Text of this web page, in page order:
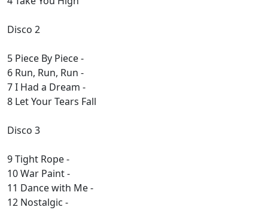
Disco 2
5 Piece By Piece -
6 Run, Run, Run -
7 I Had a Dream -
8 Let Your Tears Fall
Disco 3
9 Tight Rope -
10 War Paint -
11 Dance with Me -
12 Nostalgic -